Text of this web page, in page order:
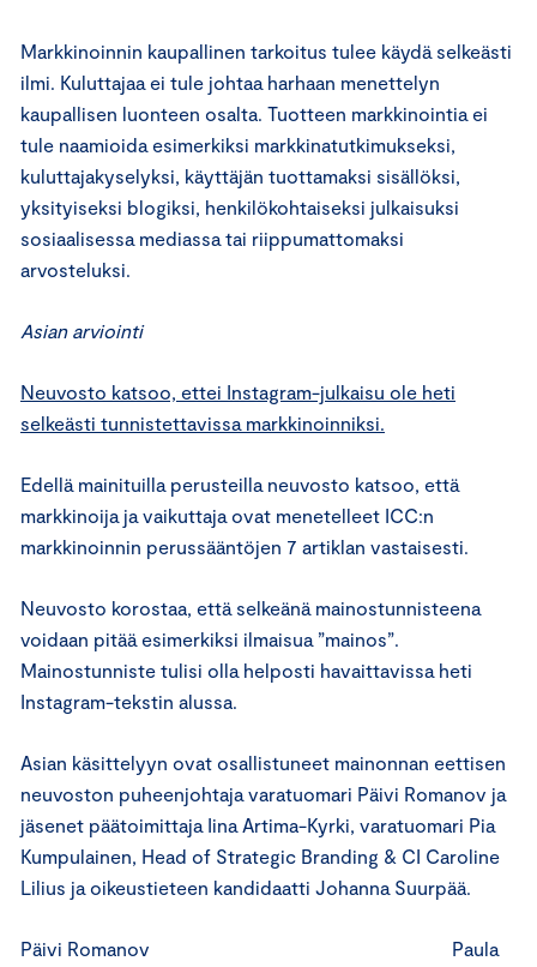
Markkinoinnin kaupallinen tarkoitus tulee käydä selkeästi
ilmi. Kuluttajaa ei tule johtaa harhaan menettelyn
kaupallisen luonteen osalta. Tuotteen markkinointia ei
tule naamioida esimerkiksi markkinatutkimukseksi,
kuluttajakyselyksi, käyttäjän tuottamaksi sisällöksi,
yksityiseksi blogiksi, henkilökohtaiseksi julkaisuksi
sosiaalisessa mediassa tai riippumattomaksi
arvosteluksi.
Asian arviointi
Neuvosto katsoo, ettei Instagram-julkaisu ole heti
selkeästi tunnistettavissa markkinoinniksi.
Edellä mainituilla perusteilla neuvosto katsoo, että
markkinoija ja vaikuttaja ovat menetelleet ICC:n
markkinoinnin perussääntöjen 7 artiklan vastaisesti.
Neuvosto korostaa, että selkeänä mainostunnisteena
voidaan pitää esimerkiksi ilmaisua ”mainos”.
Mainostunniste tulisi olla helposti havaittavissa heti
Instagram-tekstin alussa.
Asian käsittelyyn ovat osallistuneet mainonnan eettisen
neuvoston puheenjohtaja varatuomari Päivi Romanov ja
jäsenet päätoimittaja Iina Artima-Kyrki, varatuomari Pia
Kumpulainen, Head of Strategic Branding & CI Caroline
Lilius ja oikeustieteen kandidaatti Johanna Suurpää.
Päivi Romanov Paula